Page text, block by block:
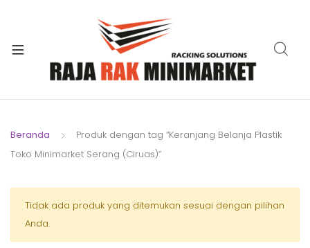
Beranda
Produk dengan tag “Keranjang Belanja Plastik
Toko Minimarket Serang (Ciruas)”
Tidak ada produk yang ditemukan sesuai dengan pilihan
Anda.